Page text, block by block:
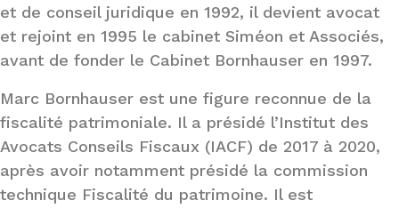
et de conseil juridique en 1992, il devient avocat
et rejoint en 1995 le cabinet Siméon et Associés,
avant de fonder le Cabinet Bornhauser en 1997.
Marc Bornhauser est une figure reconnue de la
fiscalité patrimoniale. Il a présidé l’Institut des
Avocats Conseils Fiscaux (IACF) de 2017 à 2020,
après avoir notamment présidé la commission
technique Fiscalité du patrimoine. Il est